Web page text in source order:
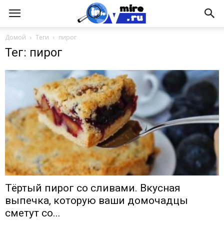
Домой Теги пирог
Тег: пирог
Тёртый пирог со сливами. Вкусная
выпечка, которую ваши домочадцы
сметут со...